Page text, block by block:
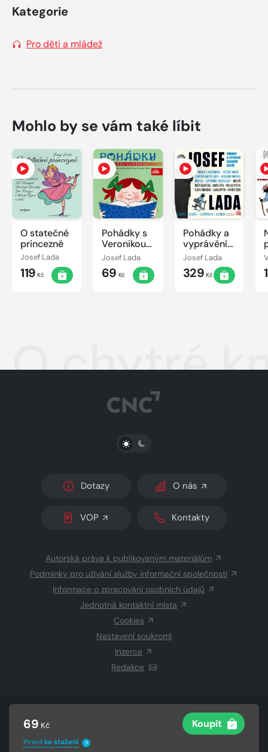
69 Kč Koupit
Ihned ke stažení ?
Kategorie
Pro děti a mládež
Mohlo by se vám také líbit
O statečné
princezně
Josef Lada
119 Kč
Pohádky s
Veronikou
Gajerovou
Josef Lada
69 Kč
Pohádky a
vyprávění
slavného
malíře
Josef Lada
329 Kč
O chytré
PŘEPNOUT SVĚTLÝ/TMAVÝ REŽIM
Dotazy O nás
VOP Kontakty
Autorská práva k publikovaným materiálům
Podmínky pro užívání služby informační společnosti
Informace o zpracování osobních údajů
Jednotná kontaktní místa
Cookies
Nastavení soukromí
Inzerce
Redakce
CZECH NEWS CENTER a.s.a dodavatelé
Vysázeno